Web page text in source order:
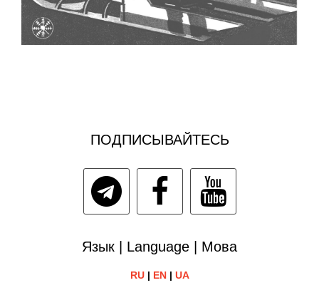
ПОДПИСЫВАЙТЕСЬ
Язык | Language | Мова
RU| EN| UA